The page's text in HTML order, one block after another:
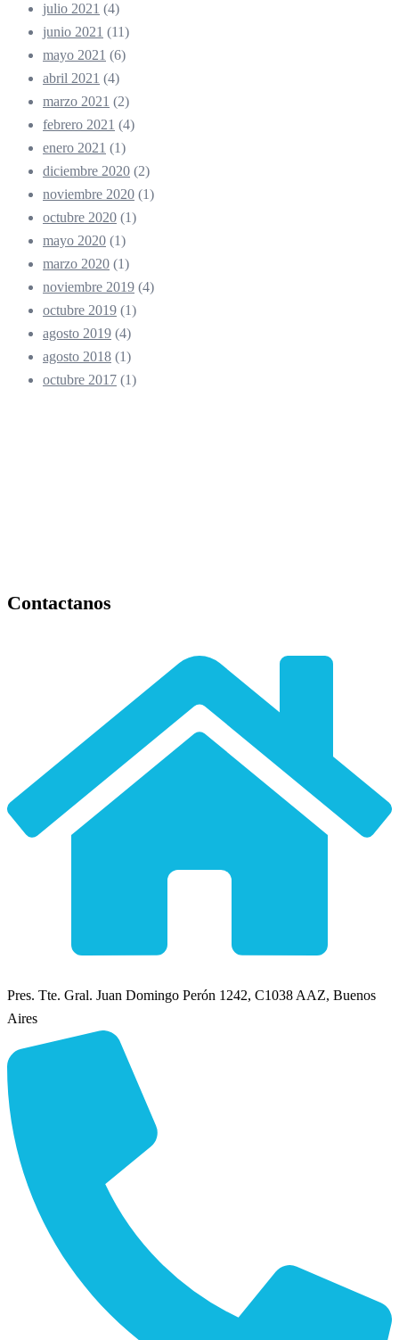
julio 2021 (4)
junio 2021 (11)
mayo 2021 (6)
abril 2021 (4)
marzo 2021 (2)
febrero 2021 (4)
enero 2021 (1)
diciembre 2020 (2)
noviembre 2020 (1)
octubre 2020 (1)
mayo 2020 (1)
marzo 2020 (1)
noviembre 2019 (4)
octubre 2019 (1)
agosto 2019 (4)
agosto 2018 (1)
octubre 2017 (1)
Contactanos
Pres. Tte. Gral. Juan Domingo Perón 1242, C1038 AAZ, Buenos
Aires